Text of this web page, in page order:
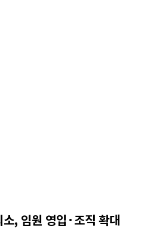
, 임원 영입·조직 확대